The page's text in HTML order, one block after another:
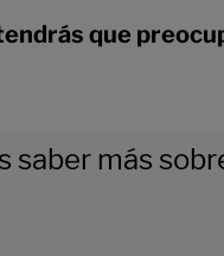
que
saber más